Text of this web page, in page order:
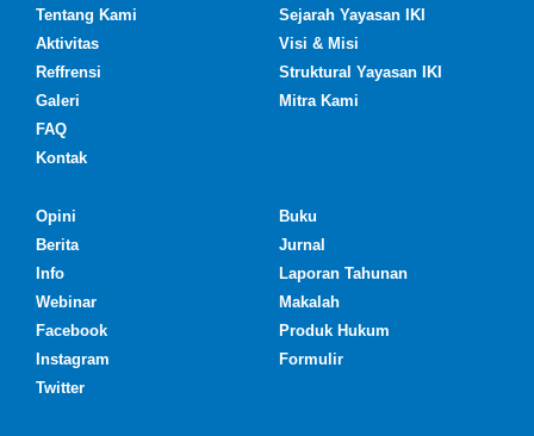
Tentang Kami
Aktivitas
Reffrensi
Galeri
FAQ
Kontak
Sejarah Yayasan IKI
Visi & Misi
Struktural Yayasan IKI
Mitra Kami
Opini
Berita
Info
Webinar
Facebook
Instagram
Twitter
Buku
Jurnal
Laporan Tahunan
Makalah
Produk Hukum
Formulir